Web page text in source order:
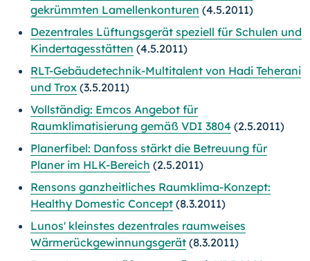
gekrümmten Lamellenkonturen (4.5.2011)
Dezentrales Lüftungsgerät speziell für Schulen und
Kindertagesstätten (4.5.2011)
RLT-Gebäudetechnik-Multitalent von Hadi Teherani
und Trox (3.5.2011)
Vollständig: Emcos Angebot für
Raumklimatisierung gemäß VDI 3804 (2.5.2011)
Planerfibel: Danfoss stärkt die Betreuung für
Planer im HLK-Bereich (2.5.2011)
Rensons ganzheitliches Raumklima-Konzept:
Healthy Domestic Concept (8.3.2011)
Lunos' kleinstes dezentrales raumweises
Wärmerückgewinnungsgerät (8.3.2011)